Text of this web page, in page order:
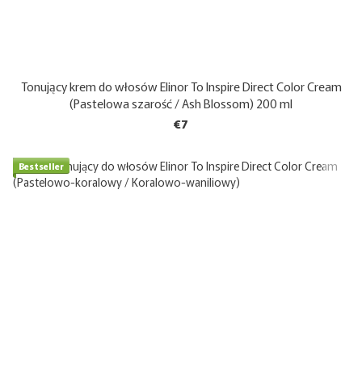
Tonujący krem do włosów Elinor To Inspire Direct Color Cream
(Pastelowa szarość / Ash Blossom) 200 ml
€7
Bestseller